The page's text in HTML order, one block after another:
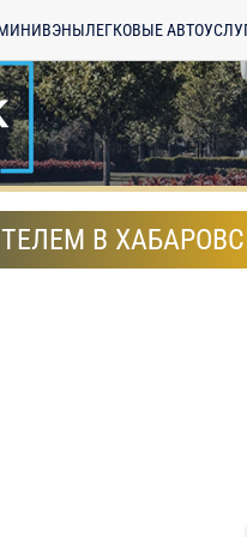
ЛЕГКОВЫЕ АВТО
В
Политикой